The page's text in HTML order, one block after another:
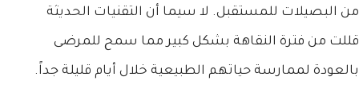
من البصيلات للمستقبل. لا سيما أن التقنيات الحديثة
قللت من فترة النقاهة بشكل كبير مما سمح للمرضى
بالعودة لممارسة حياتهم الطبيعية خلال أيام قليلة جداً.